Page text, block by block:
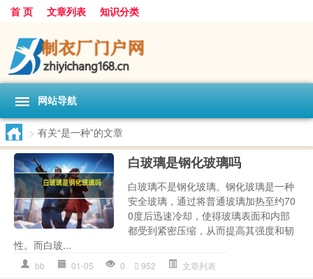
首 页 文章列表 知识分类
网站导航
> 有关“是一种”的文章
白玻璃是钢化玻璃吗
白玻璃不是钢化玻璃。钢化玻璃是一种
安全玻璃，通过将普通玻璃加热至约70
0度后迅速冷却，使得玻璃表面和内部
都受到紧密压缩，从而提高其强度和韧
性。而白玻...
bb 01-05 0 952 文章列表